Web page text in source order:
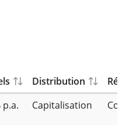
Distribution
p.a. Capitalisation